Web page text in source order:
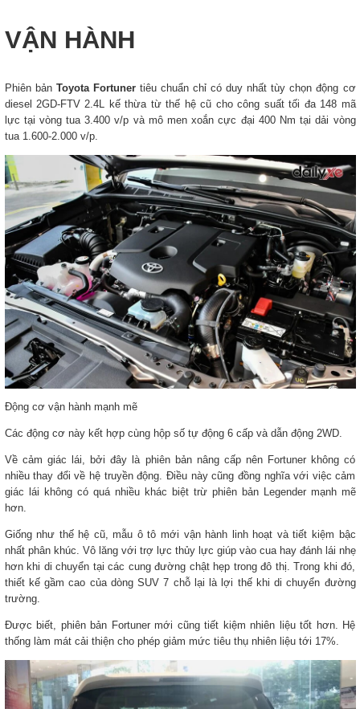
VẬN HÀNH
Phiên bản Toyota Fortuner tiêu chuẩn chỉ có duy nhất tùy chọn động cơ
diesel 2GD-FTV 2.4L kế thừa từ thế hệ cũ cho công suất tối đa 148 mã
lực tại vòng tua 3.400 v/p và mô men xoắn cực đại 400 Nm tại dải vòng
tua 1.600-2.000 v/p.
Động cơ vận hành mạnh mẽ
Các động cơ này kết hợp cùng hộp số tự động 6 cấp và dẫn động 2WD.
Về cảm giác lái, bởi đây là phiên bản nâng cấp nên Fortuner không có
nhiều thay đổi về hệ truyền động. Điều này cũng đồng nghĩa với việc cảm
giác lái không có quá nhiều khác biệt trừ phiên bản Legender mạnh mẽ
hơn.
Giống như thế hệ cũ, mẫu ô tô mới vận hành linh hoạt và tiết kiệm bậc
nhất phân khúc. Vô lăng với trợ lực thủy lực giúp vào cua hay đánh lái nhẹ
hơn khi di chuyển tại các cung đường chật hẹp trong đô thị. Trong khi đó,
thiết kế gầm cao của dòng SUV 7 chỗ lại là lợi thế khi di chuyển đường
trường.
Được biết, phiên bản Fortuner mới cũng tiết kiệm nhiên liệu tốt hơn. Hệ
thống làm mát cải thiện cho phép giảm mức tiêu thụ nhiên liệu tới 17%.